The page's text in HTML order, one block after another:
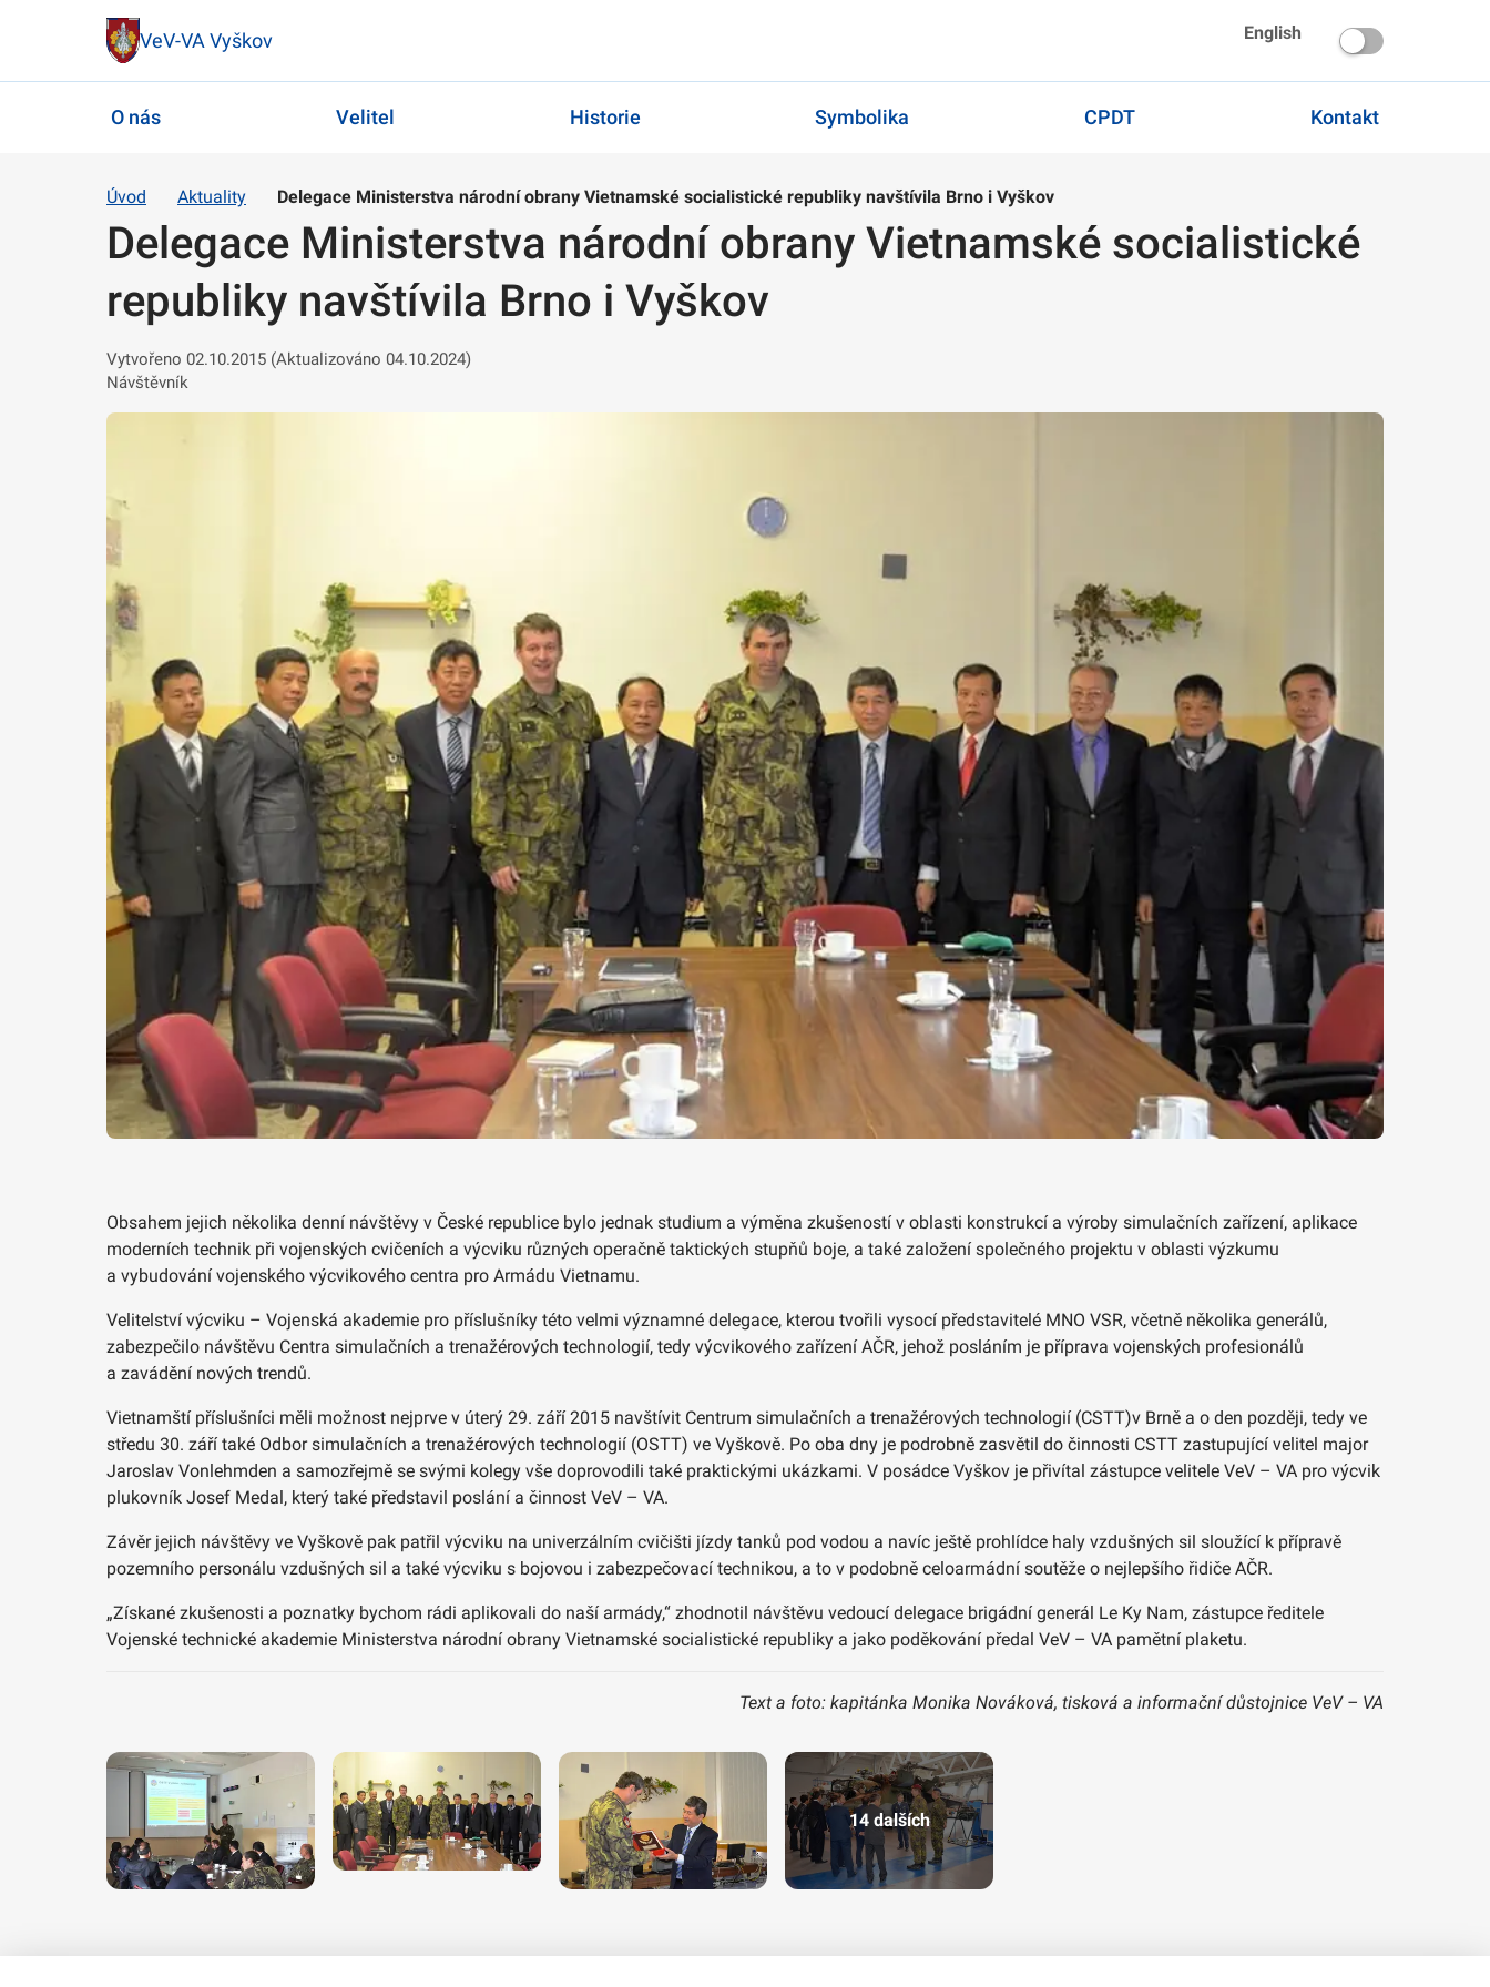
VeV-VA Vyškov English
O nás Velitel Historie Symbolika CPDT Kontakt
Úvod Aktuality Delegace Ministerstva národní obrany Vietnamské socialistické republiky navštívila Brno i Vyškov
Delegace Ministerstva národní obrany Vietnamské socialistické
republiky navštívila Brno i Vyškov
Vytvořeno 02.10.2015 (Aktualizováno 04.10.2024)
Návštěvník
Obsahem jejich několika denní návštěvy v České republice bylo jednak studium a výměna zkušeností v oblasti konstrukcí a výroby simulačních zařízení, aplikace
moderních technik při vojenských cvičeních a výcviku různých operačně taktických stupňů boje, a také založení společného projektu v oblasti výzkumu
a vybudování vojenského výcvikového centra pro Armádu Vietnamu.
Velitelství výcviku – Vojenská akademie pro příslušníky této velmi významné delegace, kterou tvořili vysocí představitelé MNO VSR, včetně několika generálů,
zabezpečilo návštěvu Centra simulačních a trenažérových technologií, tedy výcvikového zařízení AČR, jehož posláním je příprava vojenských profesionálů
a zavádění nových trendů.
Vietnamští příslušníci měli možnost nejprve v úterý 29. září 2015 navštívit Centrum simulačních a trenažérových technologií (CSTT)v Brně a o den později, tedy ve
středu 30. září také Odbor simulačních a trenažérových technologií (OSTT) ve Vyškově. Po oba dny je podrobně zasvětil do činnosti CSTT zastupující velitel major
Jaroslav Vonlehmden a samozřejmě se svými kolegy vše doprovodili také praktickými ukázkami. V posádce Vyškov je přivítal zástupce velitele VeV – VA pro výcvik
plukovník Josef Medal, který také představil poslání a činnost VeV – VA.
Závěr jejich návštěvy ve Vyškově pak patřil výcviku na univerzálním cvičišti jízdy tanků pod vodou a navíc ještě prohlídce haly vzdušných sil sloužící k přípravě
pozemního personálu vzdušných sil a také výcviku s bojovou i zabezpečovací technikou, a to v podobně celoarmádní soutěže o nejlepšího řidiče AČR.
„Získané zkušenosti a poznatky bychom rádi aplikovali do naší armády,“ zhodnotil návštěvu vedoucí delegace brigádní generál Le Ky Nam, zástupce ředitele
Vojenské technické akademie Ministerstva národní obrany Vietnamské socialistické republiky a jako poděkování předal VeV – VA pamětní plaketu.
Text a foto: kapitánka Monika Nováková, tisková a informační důstojnice VeV – VA
14 dalších